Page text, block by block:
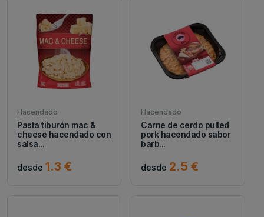
Hacendado
Pasta tiburón mac &
cheese hacendado con
salsa...
desde 1.3 €
Hacendado
Carne de cerdo pulled
pork hacendado sabor
barb...
desde 2.5 €